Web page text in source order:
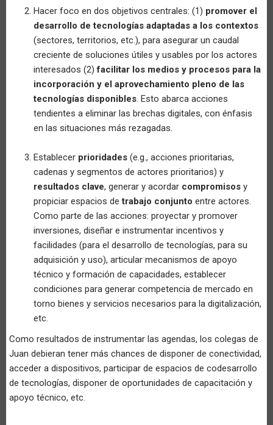
Hacer foco en dos objetivos centrales: (1) promover el
desarrollo de tecnologías adaptadas a los contextos
(sectores, territorios, etc.), para asegurar un caudal
creciente de soluciones útiles y usables por los actores
interesados (2)facilitar los medios y procesos para la
incorporación y el aprovechamiento pleno de las
tecnologías disponibles. Esto abarca acciones
tendientes a eliminar las brechas digitales, con énfasis
en las situaciones más rezagadas.
Establecer prioridades (e.g., acciones prioritarias,
cadenas y segmentos de actores prioritarios) y
resultados clave, generar y acordar compromisos y
propiciar espacios detrabajo conjunto entre actores.
Como parte de las acciones: proyectar y promover
inversiones, diseñar e instrumentar incentivos y
facilidades (para el desarrollo de tecnologías, para su
adquisición y uso), articular mecanismos de apoyo
técnico y formación de capacidades, establecer
condiciones para generar competencia de mercado en
torno bienes y servicios necesarios para la digitalización,
etc.
Como resultados de instrumentar las agendas, los colegas de
Juan debieran tener más chances de disponer de conectividad,
acceder a dispositivos, participar de espacios de codesarrollo
de tecnologías, disponer de oportunidades de capacitación y
apoyo técnico, etc.